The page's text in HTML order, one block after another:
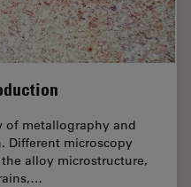
of metallography and
Different microscopy
alloy microstructure,